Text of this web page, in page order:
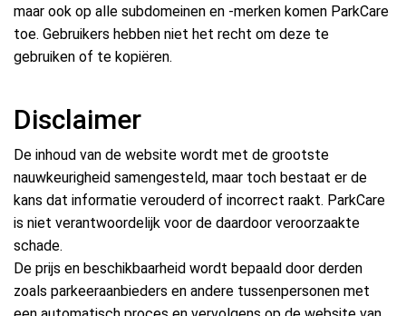
maar ook op alle subdomeinen en -merken komen ParkCare
toe. Gebruikers hebben niet het recht om deze te
gebruiken of te kopiëren.
Disclaimer
De inhoud van de website wordt met de grootste
nauwkeurigheid samengesteld, maar toch bestaat er de
kans dat informatie verouderd of incorrect raakt. ParkCare
is niet verantwoordelijk voor de daardoor veroorzaakte
schade.
De prijs en beschikbaarheid wordt bepaald door derden
zoals parkeeraanbieders en andere tussenpersonen met